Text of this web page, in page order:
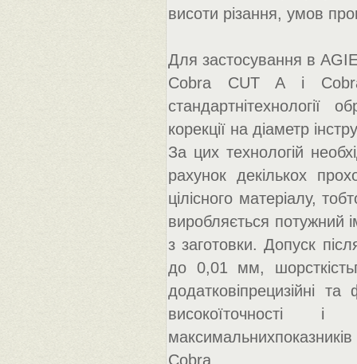
висоти різання, умов
Для застосування в
Cobra CUT A і
стандартнітехнології
корекції на діаметр
За цих технологій
рахунок декількох
цілісного матеріалу,
виробляється потужний
з заготовки. Допуск
до 0,01 мм,
додатковіпрецизійні
високоїточності
Cobra